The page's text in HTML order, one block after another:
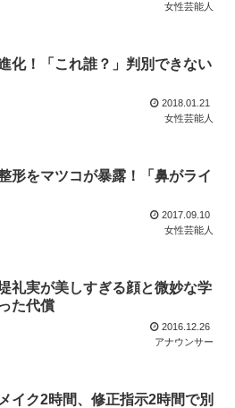
女性芸能人
化！「これ誰？」判別できない
2018.01.21
女性芸能人
形をマツコが暴露！「鼻がライ
2017.09.10
女性芸能人
礼実が美しすぎる顔と微妙な学
た代償
2016.12.26
アナウンサー
イク2時間、修正指示2時間で別